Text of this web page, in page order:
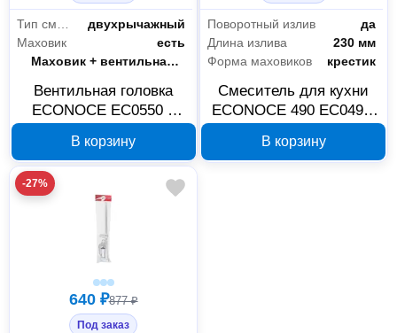
Сантехника
Комплектующие и расходные материалы для сантехники
Товары для ванной комнаты и туалета 40
двухрычажный
Маховик
есть
Вид
Маховик + вентильная головка
Вентильная головка
ECONOCE EC0550 с
маховиком
В корзину
Поворотный излив
да
Длина излива
230 мм
Форма маховиков
крестик
Смеситель для кухни
ECONOCE 490 EC0490,
В корзину
-27%
640 ₽877 ₽
Под заказ